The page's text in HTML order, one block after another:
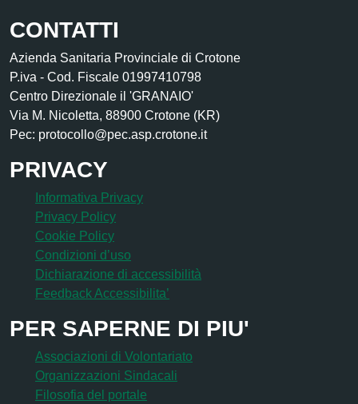
CONTATTI
Azienda Sanitaria Provinciale di Crotone
P.iva - Cod. Fiscale 01997410798
Centro Direzionale il 'GRANAIO'
Via M. Nicoletta, 88900 Crotone (KR)
Pec: protocollo@pec.asp.crotone.it
PRIVACY
Informativa Privacy
Privacy Policy
Cookie Policy
Condizioni d’uso
Dichiarazione di accessibilità
Feedback Accessibilita’
PER SAPERNE DI PIU'
Associazioni di Volontariato
Organizzazioni Sindacali
Filosofia del portale